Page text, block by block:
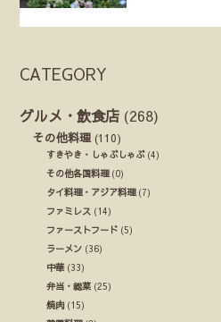
CATEGORY
グルメ・飲食店 (268)
その他料理 (110)
すきやき・しゃぶしゃぶ(4)
その他各国料理(0)
タイ料理・アジア料理(7)
ファミレス (14)
ファーストフード (5)
ラーメン (36)
中華(33)
弁当・総菜 (25)
焼肉 (15)